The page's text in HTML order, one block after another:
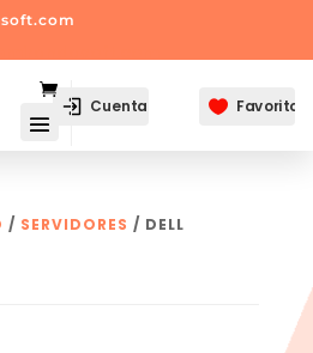
Cuenta  Favoritos
/ SERVIDORES / DELL